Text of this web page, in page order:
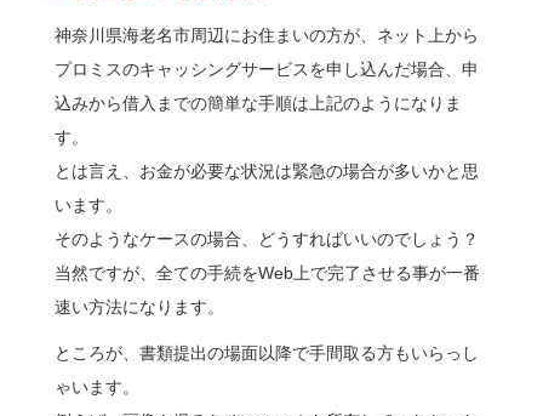
神奈川県海老名市周辺にお住まいの方が、ネット上から
プロミスのキャッシングサービスを申し込んだ場合、申
込みから借入までの簡単な手順は上記のようになりま
す。
とは言え、お金が必要な状況は緊急の場合が多いかと思
います。
そのようなケースの場合、どうすればいいのでしょう？
当然ですが、全ての手続をWeb上で完了させる事が一番
速い方法になります。
ところが、書類提出の場面以降で手間取る方もいらっし
ゃいます。